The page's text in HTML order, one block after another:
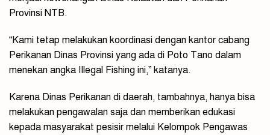
Provinsi NTB.
“Kami tetap melakukan koordinasi dengan kantor cabang
Perikanan Dinas Provinsi yang ada di Poto Tano dalam
menekan angka IIlegal Fishing ini,” katanya.
Karena Dinas Perikanan di daerah, tambahnya, hanya bisa
melakukan pengawalan saja dan memberikan edukasi
kepada masyarakat pesisir melalui Kelompok Pengawas